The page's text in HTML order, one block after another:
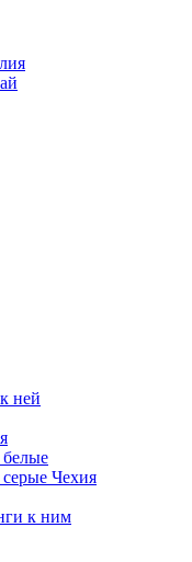
ней
Чехия
к ним